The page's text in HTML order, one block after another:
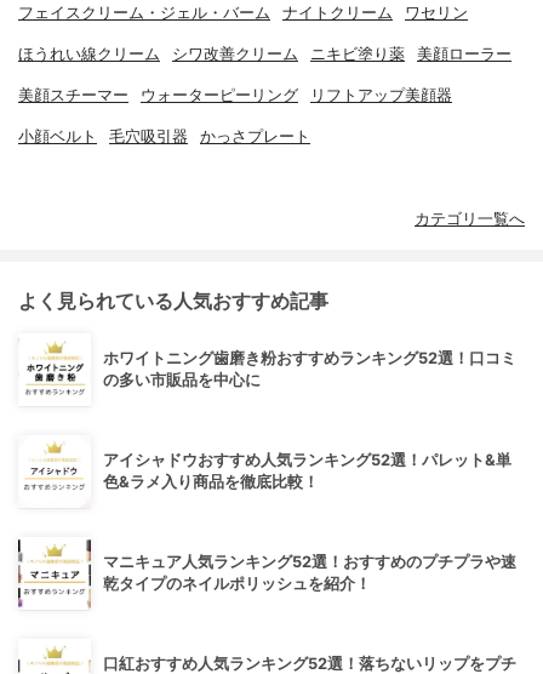
フェイスクリーム・ジェル・バーム ナイトクリーム ワセリン
ほうれい線クリーム シワ改善クリーム ニキビ塗り薬 美顔ローラー
美顔スチーマー ウォーターピーリング リフトアップ美顔器
小顔ベルト 毛穴吸引器 かっさプレート
カテゴリ一覧へ
よく見られている人気おすすめ記事
ホワイトニング歯磨き粉おすすめランキング52選！口コミ
の多い市販品を中心に
アイシャドウおすすめ人気ランキング52選！パレット&単
色&ラメ入り商品を徹底比較！
マニキュア人気ランキング52選！おすすめのプチプラや速
乾タイプのネイルポリッシュを紹介！
口紅おすすめ人気ランキング52選！落ちないリップをプチ